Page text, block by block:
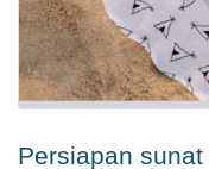
Persiapan